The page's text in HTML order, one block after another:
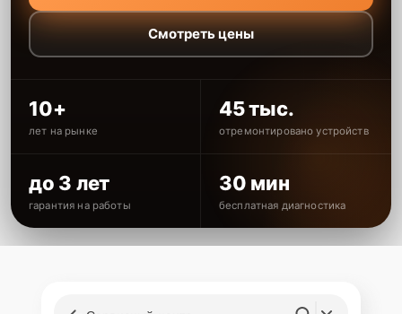
Смотреть цены
10+
лет на рынке
45 тыс.
отремонтировано устройств
до 3 лет
гарантия на работы
30 мин
бесплатная диагностика